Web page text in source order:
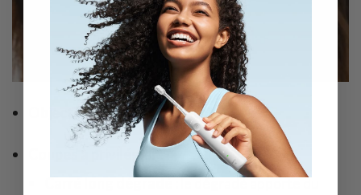
Objectif :Allonger et affiner le visage.
Coupes à privilégier :
Carré long dégradé :le dégradé apporte du